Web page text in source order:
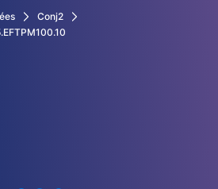
Conj2